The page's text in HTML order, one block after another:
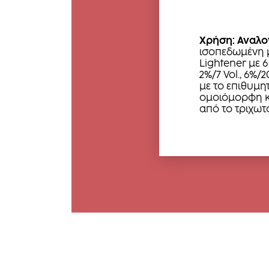
Χρήση:
ισοπεδωμένη
Lightener με
2%/7 Vol., 6%/
με το
ομοιόμορφη
από το